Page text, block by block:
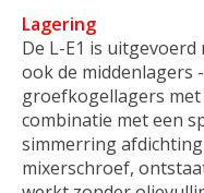
Lagering
De L-E1 is
ook de middenlagers
groefkogellagers met
combinatie met een
simmerring
mixerschroef,